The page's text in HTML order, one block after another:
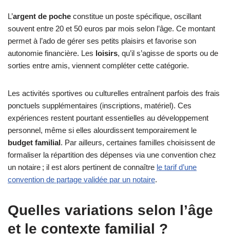
L’argent de poche constitue un poste spécifique, oscillant
souvent entre 20 et 50 euros par mois selon l’âge. Ce montant
permet à l’ado de gérer ses petits plaisirs et favorise son
autonomie financière. Les loisirs, qu’il s’agisse de sports ou de
sorties entre amis, viennent compléter cette catégorie.
Les activités sportives ou culturelles entraînent parfois des frais
ponctuels supplémentaires (inscriptions, matériel). Ces
expériences restent pourtant essentielles au développement
personnel, même si elles alourdissent temporairement le
budget familial. Par ailleurs, certaines familles choisissent de
formaliser la répartition des dépenses via une convention chez
un notaire ; il est alors pertinent de connaître le tarif d’une
convention de partage validée par un notaire.
Quelles variations selon l’âge
et le contexte familial ?